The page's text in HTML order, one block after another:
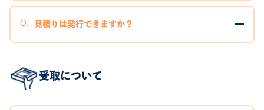
見積りは発行できますか？
受取について